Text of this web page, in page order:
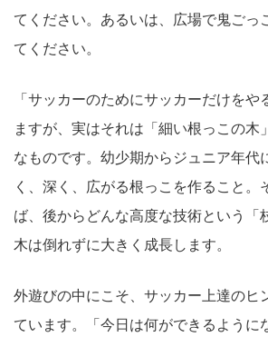
てください。あるいは、広場で鬼ごっ
てください。
「サッカーのためにサッカーだけをや
ますが、実はそれは「細い根っこの木
なものです。幼少期からジュニア年代
く、深く、広がる根っこを作ること。
ば、後からどんな高度な技術という「
木は倒れずに大きく成長します。
外遊びの中にこそ、サッカー上達のヒ
ています。「今日は何ができるように